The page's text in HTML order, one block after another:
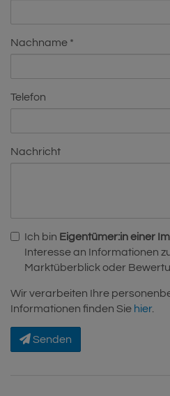
Nachname
Telefon
Nachricht
Ich bin Eigentümer:in einer
Interesse an Informationen
Marktüberblick oder
Wir verarbeiten Ihre
Informationen finden Sie hier.
Senden